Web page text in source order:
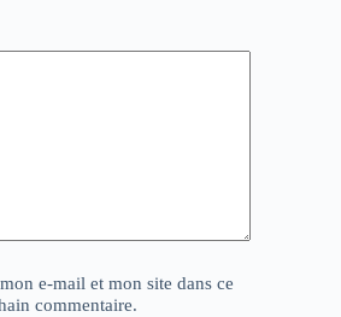
e-mail et mon site dans ce
commentaire.